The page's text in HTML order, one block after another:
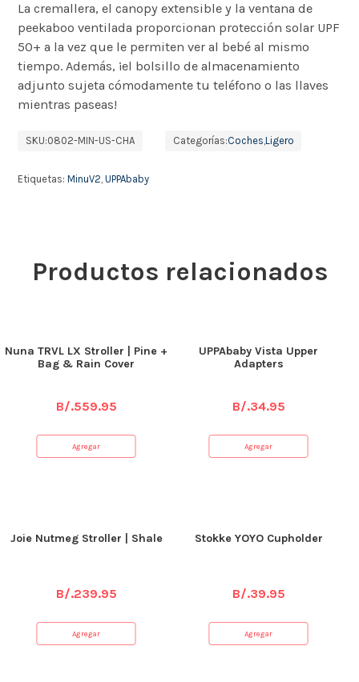
La cremallera, el canopy extensible y la ventana de
peekaboo ventilada proporcionan protección solar UPF
50+ a la vez que le permiten ver al bebé al mismo
tiempo. Además, ¡el bolsillo de almacenamiento
adjunto sujeta cómodamente tu teléfono o las llaves
mientras paseas!
SKU:0802-MIN-US-CHA Categorías:Coches,Ligero
Etiquetas:MinuV2 ,UPPAbaby
Productos relacionados
Nuna TRVL LX Stroller | Pine +
Bag & Rain Cover
B/.559.95
Agregar
UPPAbaby Vista Upper
Adapters
B/.34.95
Agregar
Joie Nutmeg Stroller | Shale
B/.239.95
Agregar
Stokke YOYO Cupholder
B/.39.95
Agregar